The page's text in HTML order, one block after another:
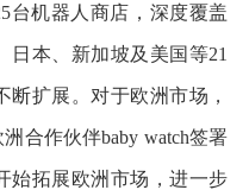
台机器人商店，深度覆盖
日本、新加坡及美国等21
扩展。对于欧洲市场，
合作伙伴baby watch签署
始拓展欧洲市场，进一步